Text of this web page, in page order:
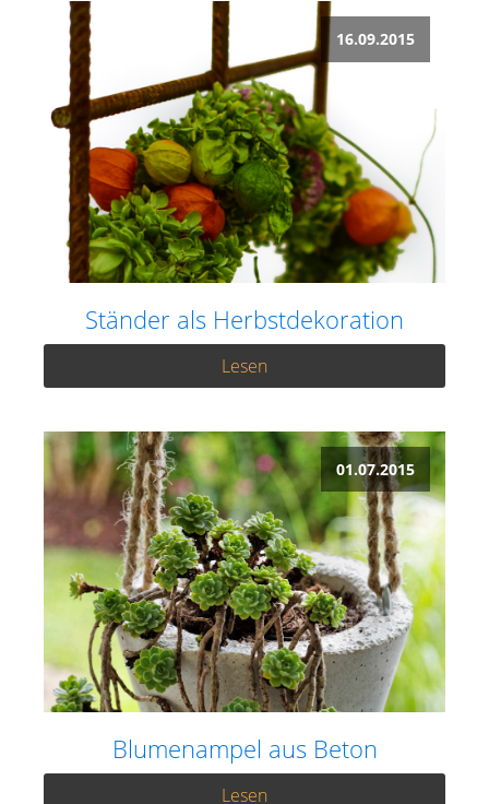
16.09.2015
Ständer als Herbstdekoration
Lesen
01.07.2015
Blumenampel aus Beton
Lesen